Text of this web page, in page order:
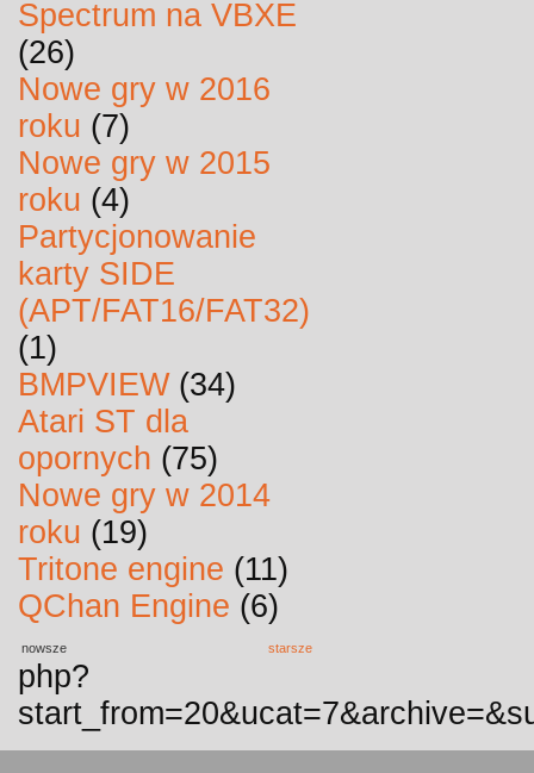
Spectrum na VBXE
(26)
Nowe gry w 2016
roku (7)
Nowe gry w 2015
roku (4)
Partycjonowanie
karty SIDE
(APT/FAT16/FAT32)
(1)
BMPVIEW(34)
Atari ST dla
opornych (75)
Nowe gry w 2014
roku (19)
Tritone engine (11)
QChan Engine (6)
nowsze starsze
php?